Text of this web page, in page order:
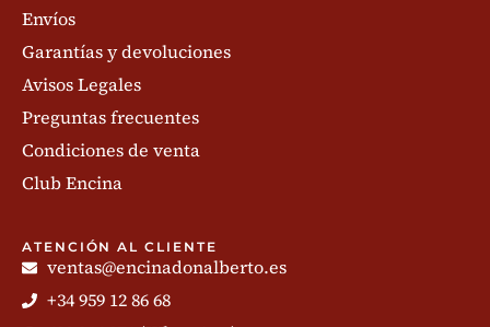
Envíos
Garantías y devoluciones
Avisos Legales
Preguntas frecuentes
Condiciones de venta
Club Encina
ATENCIÓN AL CLIENTE
ventas@encinadonalberto.es
+34 959 12 86 68